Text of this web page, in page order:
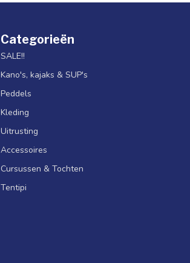
Categorieën
SALE!!
Kano's, kajaks & SUP's
Peddels
Kleding
Uitrusting
Accessoires
Cursussen & Tochten
Tentipi